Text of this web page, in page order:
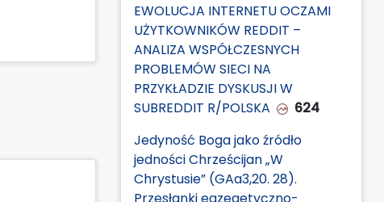
EWOLUCJA INTERNETU OCZAMI
UŻYTKOWNIKÓW REDDIT –
ANALIZA WSPÓŁCZESNYCH
PROBLEMÓW SIECI NA
PRZYKŁADZIE DYSKUSJI W
SUBREDDIT R/POLSKA
624
Jedyność Boga jako źródło
jedności Chrześcijan „W
Chrystusie” (GAa3,20. 28).